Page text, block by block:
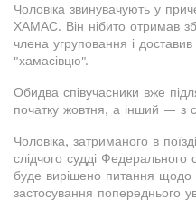
Чоловіка звинувачують у
ХАМАС. Він нібито отримав
члена угруповання і
"хамасівцю".
Обидва співучасники вже
початку жовтня, а інший — з
Чоловіка, затриманого в
слідчого судді
буде вирішено питання щодо
застосування попереднього